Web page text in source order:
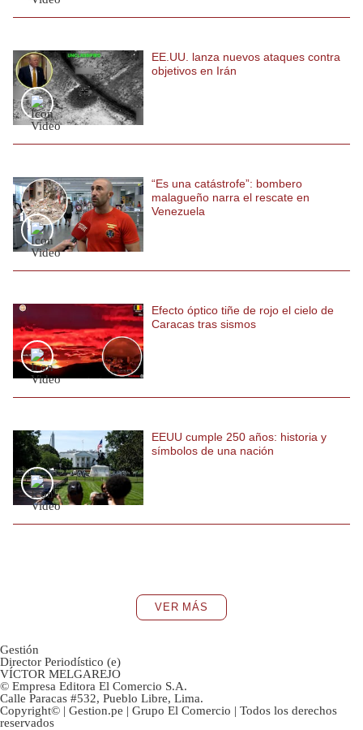
EE.UU. lanza nuevos ataques contra
objetivos en Irán
“Es una catástrofe”: bombero
malagueño narra el rescate en
Venezuela
Efecto óptico tiñe de rojo el cielo de
Caracas tras sismos
EEUU cumple 250 años: historia y
símbolos de una nación
VER MÁS
Gestión
Director Periodístico (e)
VÍCTOR MELGAREJO
© Empresa Editora El Comercio S.A.
Calle Paracas #532, Pueblo Libre, Lima.
Copyright© | Gestion.pe | Grupo El Comercio | Todos los derechos
reservados